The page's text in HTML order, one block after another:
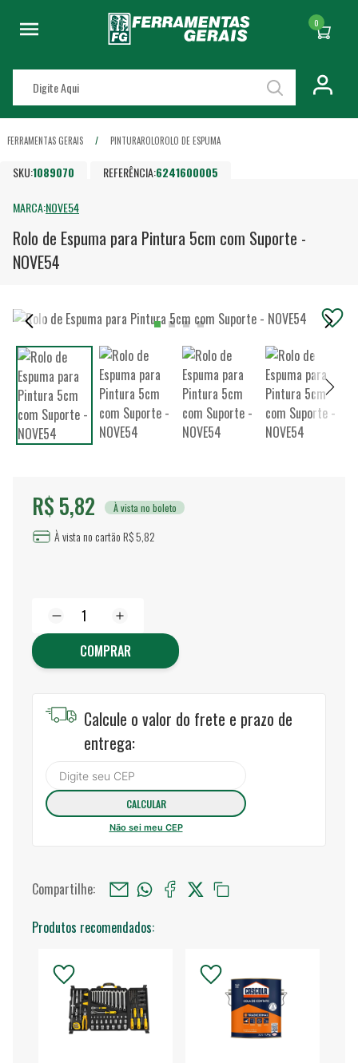
0
FERRAMENTAS GERAIS PINTURAROLOROLO DE ESPUMA
SKU:1089070 REFERÊNCIA:6241600005
MARCA:NOVE54
Rolo de Espuma para Pintura 5cm com Suporte -
NOVE54
R$ 5,82 À vista no boleto
À vista no cartão R$ 5,82
COMPRAR
Calcule o valor do frete e prazo de
entrega:
Não sei meu CEP
Compartilhe:
Produtos recomendados: